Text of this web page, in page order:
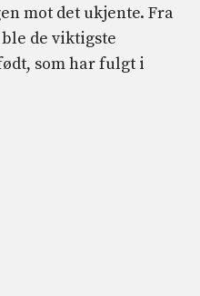
mot det ukjente. Fra
de viktigste
som har fulgt i